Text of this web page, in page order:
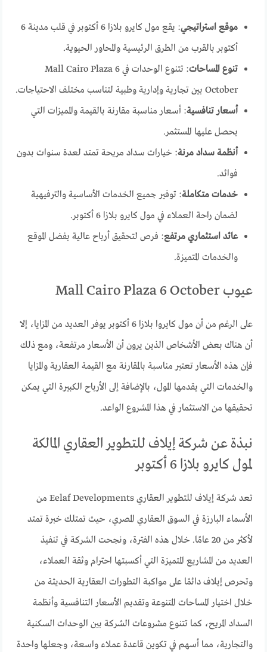
موقع استراتيجي
: يقع مول كايرو بلازا 6 أكتوبر في قلب مدينة 6
أكتوبر بالقرب من الطرق الرئيسية والمحاور الحيوية.
تنوع المساحات
: تتنوع الوحدات في Mall Cairo Plaza 6
October بين تجارية وإدارية وطبية لتناسب مختلف الاحتياجات.
أسعار تنافسية: أسعار مناسبة مقارنة بالقيمة والمميزات التي
يحصل عليها المستثمر.
أنظمة سداد مرنة: خيارات سداد مريحة تمتد لعدة سنوات بدون
فوائد.
خدمات متكاملة: توفير جميع الخدمات الأساسية والترفيهية
لضمان راحة العملاء في مول كايرو بلازا 6 أكتوبر.
عائد استثماري مرتفع: فرص لتحقيق أرباح عالية بفضل الموقع
والخدمات المتميزة.
عيوب Mall Cairo Plaza 6 October
على الرغم من أن مول كايروا بلازا 6 أكتوبر يوفر العديد من المزايا، إلا
أن هناك بعض الأشخاص الذين يرون أن الأسعار مرتفعة، ومع ذلك
فإن هذه الأسعار تعتبر مناسبة بالمقارنة مع القيمة العقارية والمزايا
والخدمات التي يقدمها المول، بالإضافة إلى الأرباح الكبيرة التي يمكن
تحقيقها من الاستثمار في هذا المشروع الواعد.
نبذة عن شركة إيلاف للتطوير العقاري المالكة
لمول كايرو بلازا 6 أكتوبر
تعد شركة إيلاف للتطوير العقاري Eelaf Developments من
الأسماء البارزة في السوق العقاري المصري، حيث تمتلك خبرة تمتد
لأكثر من 20 عامًا. خلال هذه الفترة، ونجحت الشركة في تنفيذ
العديد من المشاريع المتميزة التي أكسبتها احترام وثقة العملاء،
وتحرص إيلاف دائمًا على مواكبة التطورات العقارية الحديثة من
خلال اختيار المساحات المتنوعة وتقديم الأسعار التنافسية وأنظمة
السداد المريح، كما تتنوع مشروعات الشركة بين الوحدات السكنية
والتجارية، مما أسهم في تكوين قاعدة عملاء واسعة، وجعلها واحدة